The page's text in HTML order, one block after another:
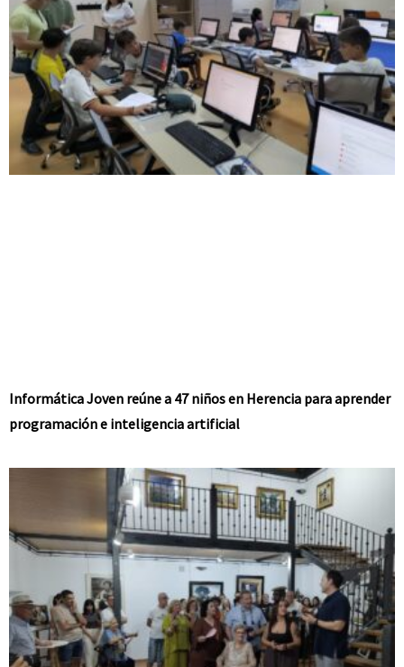
Informática Joven reúne a 47 niños en Herencia para aprender
programación e inteligencia artificial